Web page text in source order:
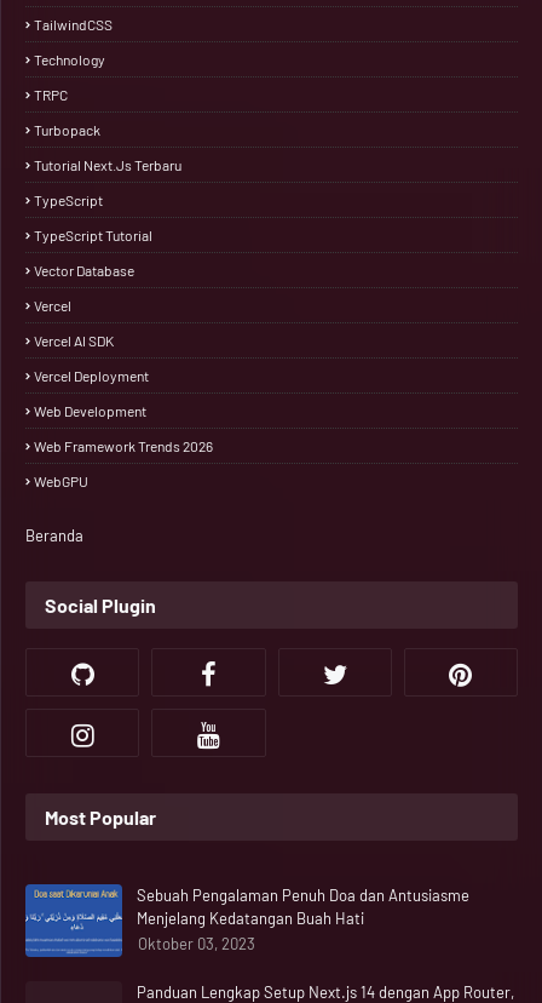
TailwindCSS
Technology
TRPC
Turbopack
Tutorial Next.js Terbaru
TypeScript
TypeScript Tutorial
Vector Database
Vercel
Vercel AI SDK
Vercel Deployment
Web Development
Web Framework Trends 2026
WebGPU
Beranda
Social Plugin
Most Popular
Sebuah Pengalaman Penuh Doa dan Antusiasme
Menjelang Kedatangan Buah Hati
Oktober 03, 2023
Panduan Lengkap Setup Next.js 14 dengan App Router,